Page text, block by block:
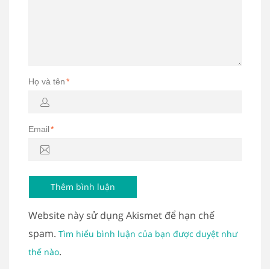
Họ và tên*
Email*
Website này sử dụng Akismet để hạn chế
spam. Tìm hiểu bình luận của bạn được duyệt như
thế nào.